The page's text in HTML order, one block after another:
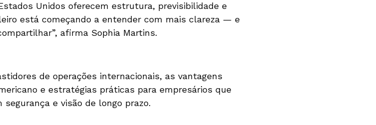
Unidos oferecem estrutura, previsibilidade e
está começando a entender com mais clareza — e
afirma Sophia Martins.
de operações internacionais, as vantagens
e estratégias práticas para empresários que
e visão de longo prazo.